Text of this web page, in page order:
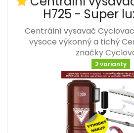
H725 - Super
Centrální vysavač
vysoce výkonný a tichý
značky
2 varianty